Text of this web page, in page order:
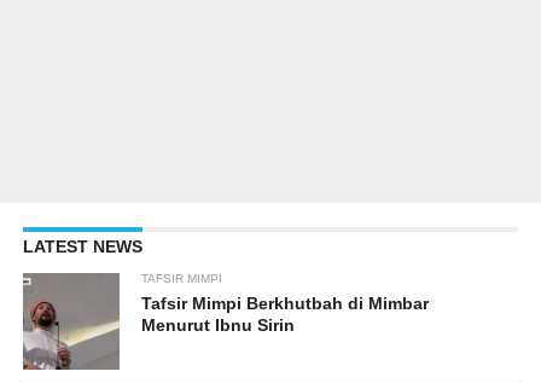
LATEST NEWS
TAFSIR MIMPI
Tafsir Mimpi Berkhutbah di Mimbar
Menurut Ibnu Sirin